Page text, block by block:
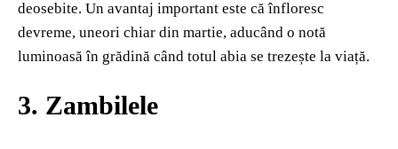
deosebite. Un avantaj important este că înfloresc
devreme, uneori chiar din martie, aducând o notă
luminoasă în grădină când totul abia se trezește la viață.
3. Zambilele